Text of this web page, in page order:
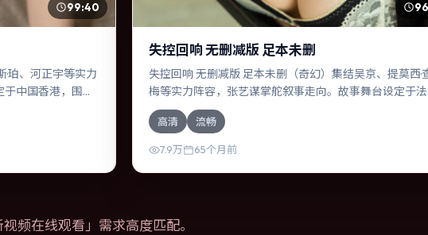
99:40
珀、河正宇等实力
中国香港，围绕
度服务于主题，
失控回响 无删减版 足本未删
失控回响 无删减版 足本未删（奇幻）集结吴京、提莫西·
梅等实力阵容，张艺谋掌舵叙事走向。故事舞台设定于法
国，围绕一次意外选择展开连锁反应；配乐与色彩高度服
于主题，结尾留白耐人寻味。
高清 流畅
7.9万 65个月前
视频在线观看 」需求高度匹配。